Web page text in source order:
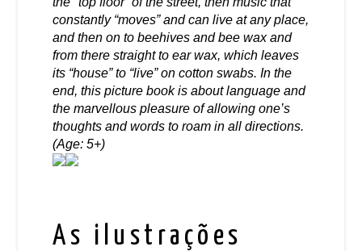
constantly “moves” and can live at any place,
and then on to beehives and bee wax and
from there straight to ear wax, which leaves
its “house” to “live” on cotton swabs. In the
end, this picture book is about language and
the marvellous pleasure of allowing one’s
thoughts and words to roam in all directions.
(Age: 5+)
As ilustrações